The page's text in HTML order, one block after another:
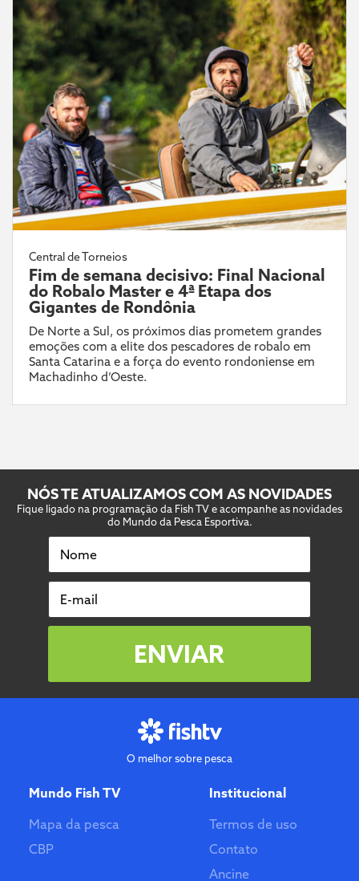
Central de Torneios
Fim de semana decisivo: Final Nacional
do Robalo Master e 4ª Etapa dos
Gigantes de Rondônia
De Norte a Sul, os próximos dias prometem grandes
emoções com a elite dos pescadores de robalo em
Santa Catarina e a força do evento rondoniense em
Machadinho d’Oeste.
NÓS TE ATUALIZAMOS COM AS NOVIDADES
Fique ligado na programação da Fish TV e acompanhe as novidades
do Mundo da Pesca Esportiva.
Nome
E-mail
ENVIAR
O melhor sobre pesca
Mundo Fish TV
Mapa da pesca
CBP
Institucional
Termos de uso
Contato
Ancine